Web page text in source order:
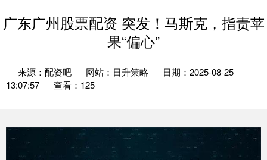
广东广州股票配资 突发！马斯克，指责苹
果“偏心”
来源：配资吧 网站：日升策略
日期：2025-08-25
13:07:57
查看：125